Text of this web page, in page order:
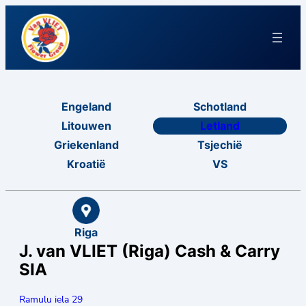
Engeland
Schotland
Litouwen
Letland
Griekenland
Tsjechië
Kroatië
VS
Riga
J. van VLIET (Riga) Cash & Carry
SIA
Ramulu iela 29